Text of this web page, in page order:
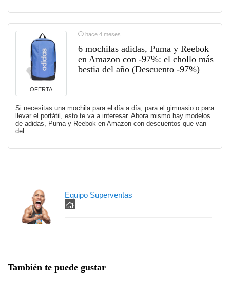
OFERTA
hace 4 meses
6 mochilas adidas, Puma y Reebok
en Amazon con -97%: el chollo más
bestia del año (Descuento -97%)
Si necesitas una mochila para el día a día, para el gimnasio o para
llevar el portátil, esto te va a interesar. Ahora mismo hay modelos
de adidas, Puma y Reebok en Amazon con descuentos que van
del ...
Equipo Superventas
También te puede gustar